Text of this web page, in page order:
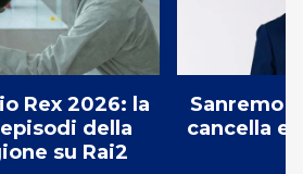
Rex 2026: la
della
su Rai2
Sanremo
cancella e